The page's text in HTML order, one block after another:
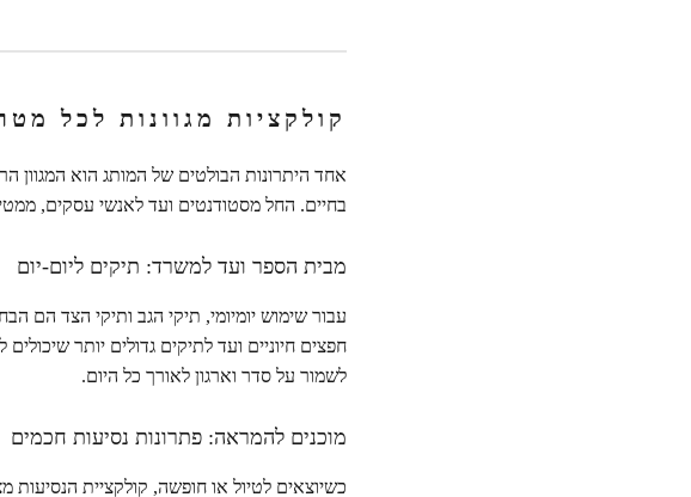
קולקציות מגוונות לכל
אחד היתרונות הבולטים של המותג הוא המגוון
בחיים. החל מסטודנטים ועד לאנשי עסקים,
מבית הספר ועד למשרד: תיקים ליום-יום
עבור שימוש יומיומי, תיקי הגב ותיקי הצד הם
חפצים חיוניים ועד לתיקים גדולים יותר
לשמור על סדר וארגון לאורך כל היום.
מוכנים להמראה: פתרונות נסיעות חכמים
כשיוצאים לטיול או חופשה, קולקציית הנסיעות